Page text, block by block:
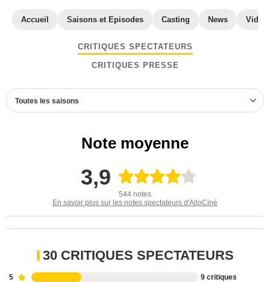
Accueil Saisons et Episodes Casting News
CRITIQUES SPECTATEURS
CRITIQUES PRESSE
Toutes les saisons
Note moyenne
3,9
544 notes
En savoir plus sur les notes spectateurs d'AlloCiné
30 CRITIQUES SPECTATEURS
5 9 critiques